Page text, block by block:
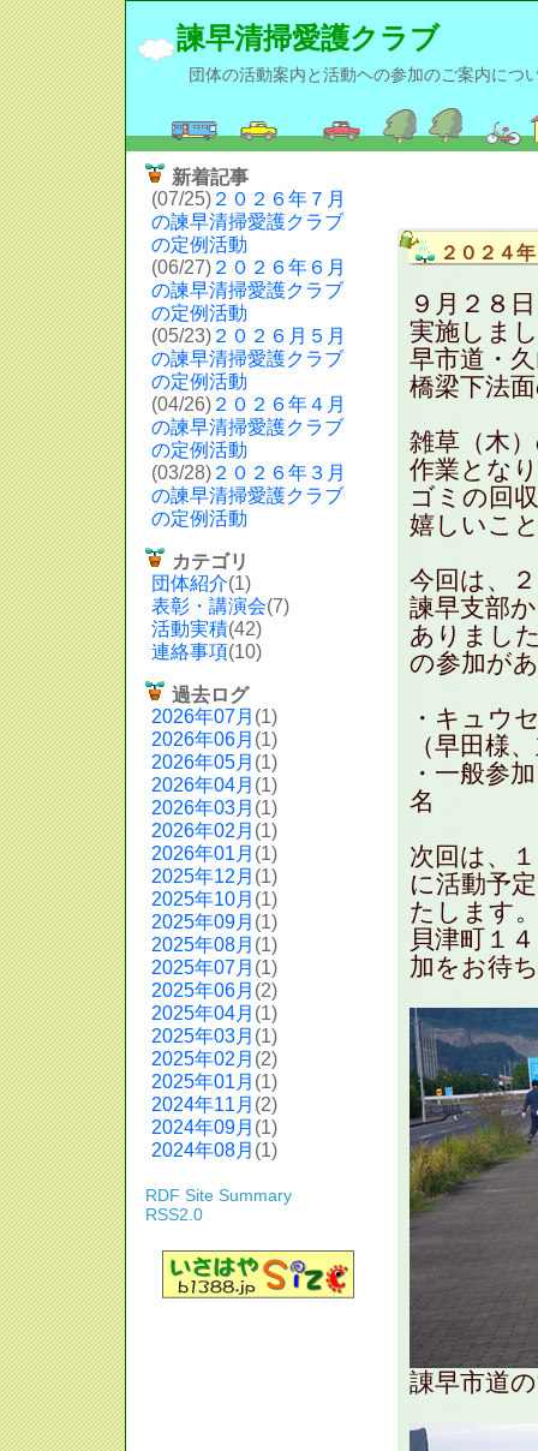
諫早清掃愛護クラブ
団体の活動案内と活動ヘの参加のご案内につ
新着記事
(07/25) ２０２６年７月
の諫早清掃愛護クラブ
の定例活動
(06/27) ２０２６年６月
の諫早清掃愛護クラブ
の定例活動
(05/23) ２０２６月５月
の諫早清掃愛護クラブ
の定例活動
(04/26) ２０２６年４月
の諫早清掃愛護クラブ
の定例活動
(03/28) ２０２６年３月
の諫早清掃愛護クラブ
の定例活動
カテゴリ
団体紹介(1)
表彰・講演会(7)
活動実積(42)
連絡事項(10)
過去ログ
2026年07月 (1)
2026年06月 (1)
2026年05月 (1)
2026年04月 (1)
2026年03月 (1)
2026年02月 (1)
2026年01月 (1)
2025年12月 (1)
2025年10月 (1)
2025年09月 (1)
2025年08月 (1)
2025年07月 (1)
2025年06月 (2)
2025年04月 (1)
2025年03月 (1)
2025年02月 (2)
2025年01月 (1)
2024年11月 (2)
2024年09月 (1)
2024年08月 (1)
RDF Site Summary
RSS2.0
２０２４
９月２８
実施しま
早市道・
橋梁下法
雑草（木
作業とな
ゴミの回
嬉しいこ
今回は、
諫早支部
ありまし
の参加が
・キュウ
（早田様
・
名
次回は、
に活動予
たします
貝津町１
加をお待
諌早市道